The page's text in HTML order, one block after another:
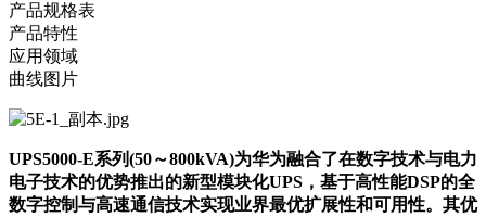
产品规格表
产品特性
应用领域
曲线图片
UPS5000-E系列(50～800kVA)为华为融合了在数字技术与电力
电子技术的优势推出的新型模块化UPS，基于高性能DSP的全
数字控制与高速通信技术实现业界最优扩展性和可用性。其优